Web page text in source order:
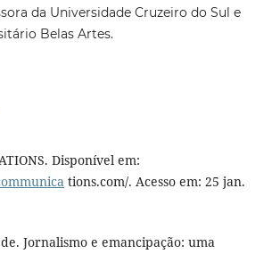
da Universidade Cruzeiro do Sul e
Belas Artes.
Disponível em:
tions.com/. Acesso em: 25 jan.
Jornalismo e emancipação: uma